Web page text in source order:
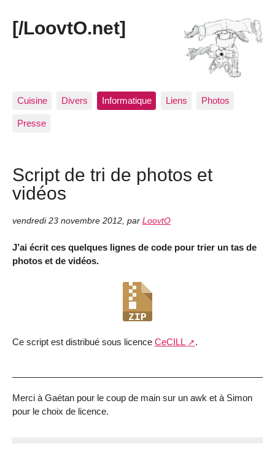
[/LoovtO.net]
Cuisine Divers Informatique Liens Photos
Presse
Script de tri de photos et
vidéos
vendredi 23 novembre 2012 par LoovtO
J’ai écrit ces quelques lignes de code pour trier un tas de
photos et de vidéos.
Ce script est distribué sous licence CeCILL .
Merci à Gaétan pour le coup de main sur un awk et à Simon
pour le choix de licence.